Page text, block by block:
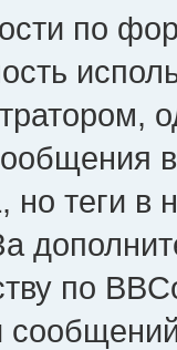
по
но теги в
по